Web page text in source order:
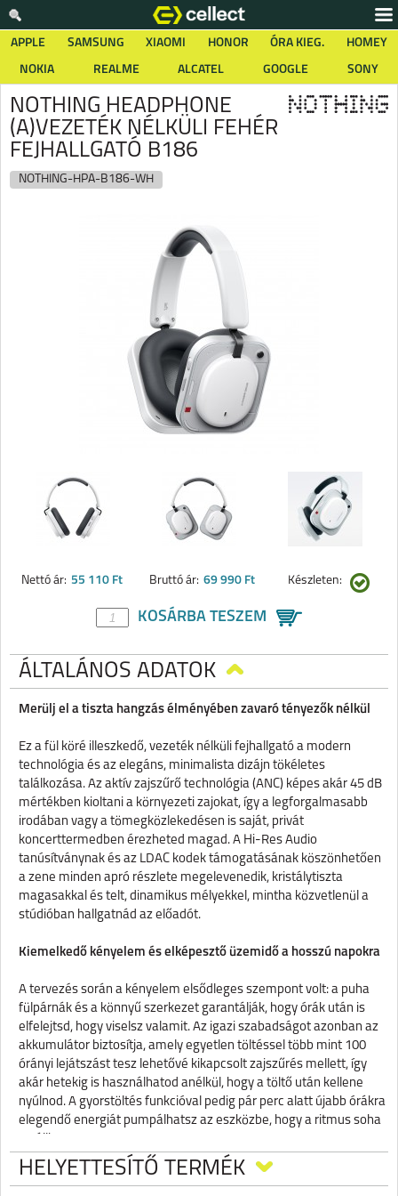
APPLE SAMSUNG XIAOMI HONOR ÓRA KIEG.
HOMEY
NOKIA
REALME ALCATEL GOOGLE SONY
NOTHING HEADPHONE
(A)VEZETÉK NÉLKÜLI FEHÉR
FEJHALLGATÓ B186
NOTHING-HPA-B186-WH
Nettó ár: 55 110 Ft Bruttó ár: 69 990 Ft Készleten:
KOSÁRBA TESZEM
ÁLTALÁNOS ADATOK
Merülj el a tiszta hangzás élményében zavaró tényezők nélkül
Ez a fül köré illeszkedő, vezeték nélküli fejhallgató a modern
technológia és az elegáns, minimalista dizájn tökéletes
találkozása. Az aktív zajszűrő technológia (ANC) képes akár 45 dB
mértékben kioltani a környezeti zajokat, így a legforgalmasabb
irodában vagy a tömegközlekedésen is saját, privát
koncerttermedben érezheted magad. A Hi-Res Audio
tanúsítványnak és az LDAC kodek támogatásának köszönhetően
a zene minden apró részlete megelevenedik, kristálytiszta
magasakkal és telt, dinamikus mélyekkel, mintha közvetlenül a
stúdióban hallgatnád az előadót.
Kiemelkedő kényelem és elképesztő üzemidő a hosszú napokra
A tervezés során a kényelem elsődleges szempont volt: a puha
fülpárnák és a könnyű szerkezet garantálják, hogy órák után is
elfelejtsd, hogy viselsz valamit. Az igazi szabadságot azonban az
akkumulátor biztosítja, amely egyetlen töltéssel több mint 100
órányi lejátszást tesz lehetővé kikapcsolt zajszűrés mellett, így
akár hetekig is használhatod anélkül, hogy a töltő után kellene
nyúlnod. A gyorstöltés funkcióval pedig pár perc alatt újabb órákra
elegendő energiát pumpálhatsz az eszközbe, hogy a ritmus soha
Termékspecifikációk
HELYETTESÍTŐ TERMÉK